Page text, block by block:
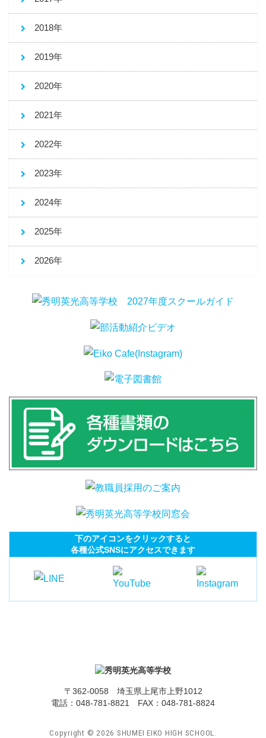
2018年
2019年
2020年
2021年
2022年
2023年
2024年
2025年
2026年
下のアイコンをクリックすると
各種公式SNSにアクセスできます
〒362-0058 埼玉県上尾市上野1012
電話： 048-781-8821 FAX：048-781-8824
Copyright © 2026 SHUMEI EIKO HIGH SCHOOL.